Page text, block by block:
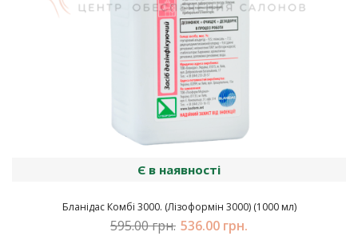
Є в наявності
Бланідас Комбі 3000. (Лізоформін 3000) (1000 мл)
595.00 грн. 536.00 грн.